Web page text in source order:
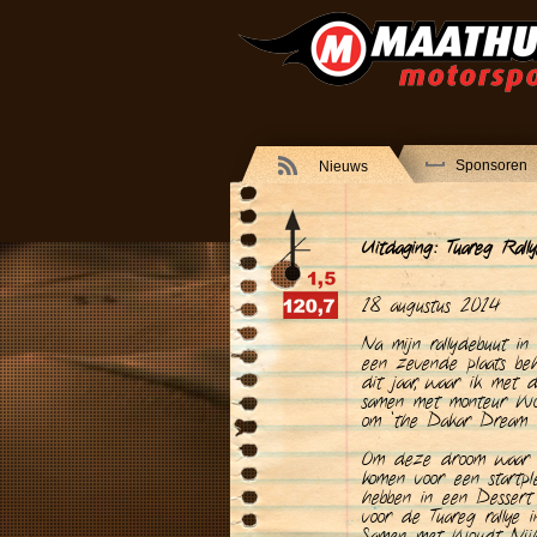
Nieuws Sponsoren
Uitdaging: Tuareg
18 augustus 2014
Na mijn rallydebuut
een zevende plaats
dit jaar, waar ik met
samen met monteur
om ‘the Dakar Dream
Om deze droom
komen voor een
hebben in een
voor de Tuareg